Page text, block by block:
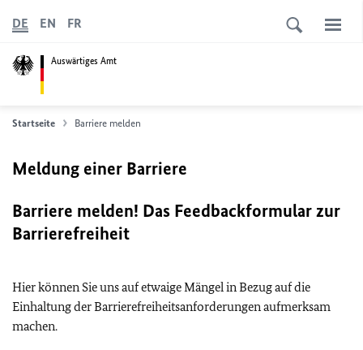
Auswärtiges Amt
DE EN FR
Startseite Barriere melden
Meldung einer Barriere
Barriere melden! Das Feedbackformular zur
Barrierefreiheit
Hier können Sie uns auf etwaige Mängel in Bezug auf die
Einhaltung der Barrierefreiheitsanforderungen aufmerksam
machen.